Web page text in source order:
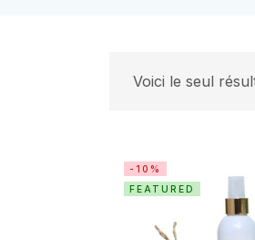
Voici le seul
-10%
FEATURED